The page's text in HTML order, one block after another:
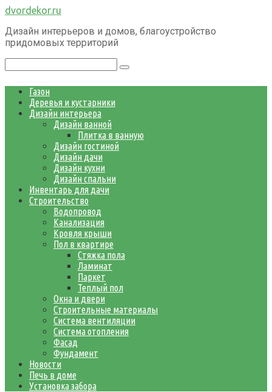
Перейти
контенту
dvordekor.ru
Дизайн интерьеров и домов, благоустройство
придомовых территорий
Газон
Деревья и кустарники
Дизайн интерьера
Дизайн ванной
Плитка в ванную
Дизайн гостиной
Дизайн дачи
Дизайн кухни
Дизайн спальни
Инвентарь для дачи
Строительство
Водопровод
Канализация
Кровля крыши
Пол в квартире
Стяжка пола
Ламинат
Паркет
Теплый пол
Окна и двери
Строительные материалы
Система вентиляции
Система отопления
Фасад
Фундамент
Новости
Печь в доме
Установка забора